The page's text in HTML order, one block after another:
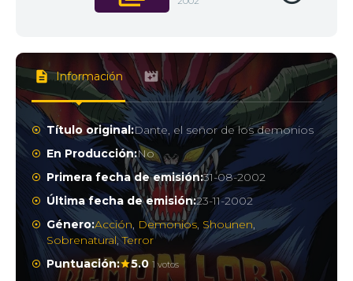
Información
Título original:Dante, el señor de los demonios
En Producción:No
Primera fecha de emisión:31-08-2002
Última fecha de emisión:23-11-2002
Género:Acción, Demonios, Shounen,
Sobrenatural,Terror
Puntuación:
5.0 1 votos